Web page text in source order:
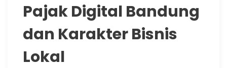
Pajak Digital Bandung
dan Karakter Bisnis
Lokal